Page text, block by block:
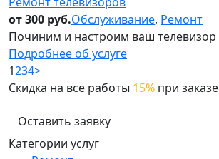
от 300 руб.Обслуживание, Ремонт
Починим и настроим ваш телевизор
Подробнее об услуге
1234>
Скидка на все работы 15% при
Оставить заявку
Категории услуг